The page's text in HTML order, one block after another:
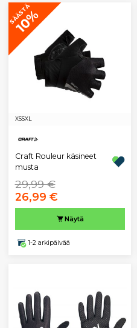
SÄÄSTÄ
10%
XSSXL
Craft Rouleur käsineet
musta
29,99 €
26,99 €
Näytä
1-2 arkipäivää